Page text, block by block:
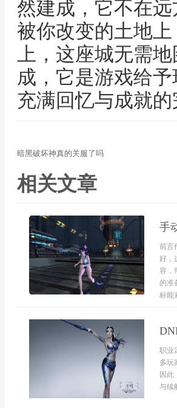
然建成，它不在
被你改变的土地
上，这座城无需
成，它是游戏给
充满回忆与成就的
暗黑破坏神真的关服了吗
相关文章
手
前言
好，
容，
的准
标能
职业
多玩
因此
与续